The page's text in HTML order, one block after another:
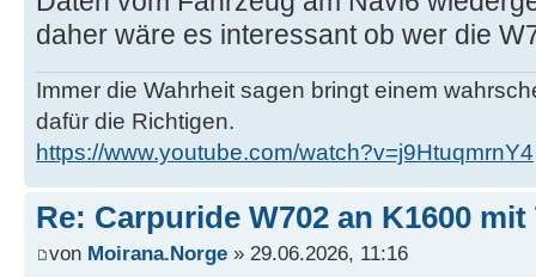
daher wäre es interessant ob wer die
Immer die Wahrheit sagen bringt einem
dafür die Richtigen.
https://www.youtube.com/watch?v=j9HtuqmrnY4
Re: Carpuride W702 an K1600 mit
von Moirana.Norge » 29.06.2026, 11:16